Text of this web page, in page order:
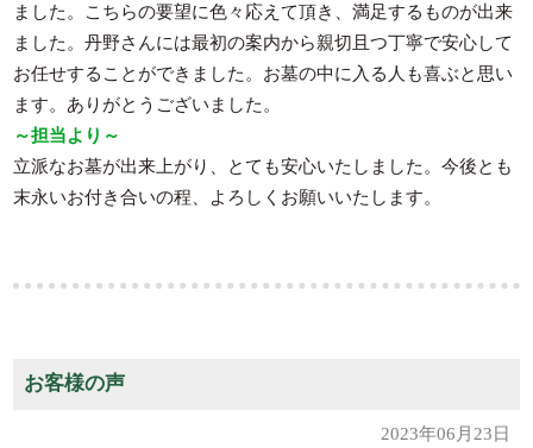
ました。こちらの要望に色々応えて頂き、満足するものが出来
ました。丹野さんには最初の案内から親切且つ丁寧で安心して
お任せすることができました。お墓の中に入る人も喜ぶと思い
ます。ありがとうございました。
～担当より～
立派なお墓が出来上がり、とても安心いたしました。今後とも
末永いお付き合いの程、よろしくお願いいたします。
お客様の声
2023年06月23日